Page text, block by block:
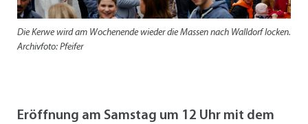
Die Kerwe wird am Wochenende wieder die Massen nach Walldorf locken.
Archivfoto: Pfeifer
Eröffnung am Samstag um 12 Uhr mit dem